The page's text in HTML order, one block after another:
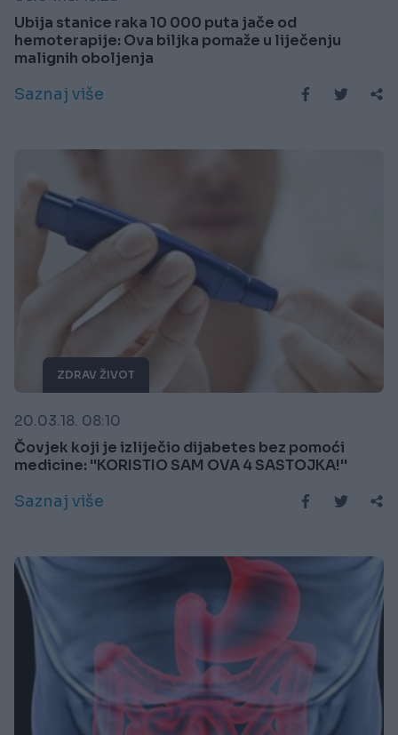
Ubija stanice raka 10 000 puta jače od
hemoterapije: Ova biljka pomaže u liječenju
malignih oboljenja
Saznaj više
ZDRAV ŽIVOT
20.03.18. 08:10
Čovjek koji je izliječio dijabetes bez pomoći
medicine: ''KORISTIO SAM OVA 4 SASTOJKA!''
Saznaj više